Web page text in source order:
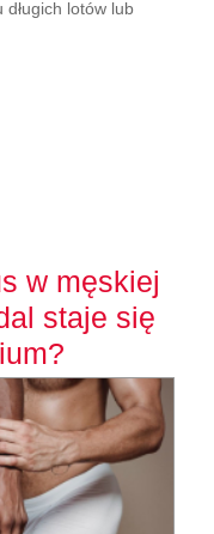
lotów lub
w męskiej
staje się